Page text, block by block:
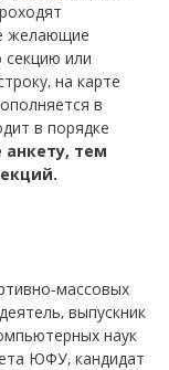
желающие
секцию или
на карте
в
в порядке
тем
массовых
выпускник
наук
ЮФУ, кандидат